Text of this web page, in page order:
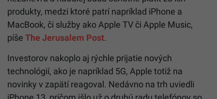
produkty, medzi ktoré patrí napríklad iPhone a
MacBook, či služby ako Apple TV či Apple Music,
píše The Jerusalem Post.
Investorov nakoplo aj rýchle prijatie nových
technológií, ako je napríklad 5G, Apple totiž na
novinky v zapätí reagoval. Nedávno na trh uviedli